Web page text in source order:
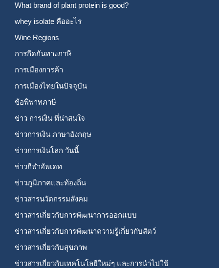
What brand of plant protein is good?
whey isolate คืออะไร
Wine Regions
การกีดกันทางภาษี
การเมืองการค้า
การเมืองไทยในปัจจุบัน
ข้อพิพาทภาษี
ข่าว การเงิน ที่น่าสนใจ
ข่าวการเงิน ภาษาอังกฤษ
ข่าวการเงินโลก วันนี้
ข่าวกีฬาอัพเดท
ข่าวภูมิภาคและท้องถิ่น
ข่าวสารนวัตกรรมสังคม
ข่าวสารเกี่ยวกับการพัฒนาการออกแบบ
ข่าวสารเกี่ยวกับการพัฒนาความรู้เกี่ยวกับสัตว์
ข่าวสารเกี่ยวกับสุขภาพ
ข่าวสารเกี่ยวกับเทคโนโลยีใหม่ๆ และการนำไปใช้